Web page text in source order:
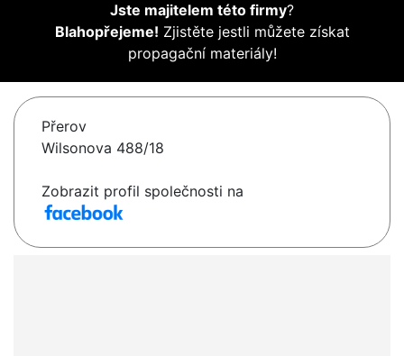
Jste majitelem této firmy?
Blahopřejeme! Zjistěte jestli můžete získat
propagační materiály!
Přerov
Wilsonova 488/18
Zobrazit profil společnosti na